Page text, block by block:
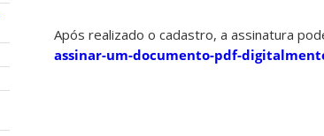
Após realizado o cadastro, a assinatura
assinar-um-documento-pdf-